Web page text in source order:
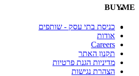
BUYME
כניסת בתי עסק - שותפים
אודות
Careers
תקנון האתר
מדיניות הגנת פרטיות
הצהרת נגישות